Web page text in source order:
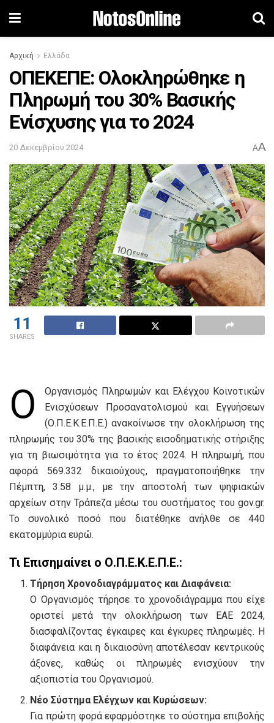
Αρχική Ελλάδα
ΟΠΕΚΕΠΕ: Ολοκληρώθηκε η
Πληρωμή του 30% Βασικής
Ενίσχυσης για το 2024
20 Δεκεμβρίου 2024 AA
11
SHARES
Ο
Οργανισμός Πληρωμών και Ελέγχου Κοινοτικών
Ενισχύσεων Προσανατολισμού και Εγγυήσεων
(Ο.Π.Ε.Κ.Ε.Π.Ε.) ανακοίνωσε την ολοκλήρωση της
πληρωμής του 30% της βασικής εισοδηματικής στήριξης
για τη βιωσιμότητα για το έτος 2024. Η πληρωμή, που
αφορά 569.332 δικαιούχους, πραγματοποιήθηκε την
Πέμπτη, 3:58 μ.μ., με την αποστολή των ψηφιακών
αρχείων στην Τράπεζα μέσω του συστήματος του gov.gr.
Το συνολικό ποσό που διατέθηκε ανήλθε σε 440
εκατομμύρια ευρώ.
Τι Επισημαίνει ο Ο.Π.Ε.Κ.Ε.Π.Ε.:
Τήρηση Χρονοδιαγράμματος και Διαφάνεια:
Ο Οργανισμός τήρησε το χρονοδιάγραμμα που είχε
οριστεί μετά την ολοκλήρωση των ΕΑΕ 2024,
διασφαλίζοντας έγκαιρες και έγκυρες πληρωμές. Η
διαφάνεια και η δικαιοσύνη αποτέλεσαν κεντρικούς
άξονες, καθώς οι πληρωμές ενισχύουν την
αξιοπιστία του Οργανισμού.
Νέο Σύστημα Ελέγχων και Κυρώσεων:
Για πρώτη φορά εφαρμόστηκε το σύστημα επιβολής